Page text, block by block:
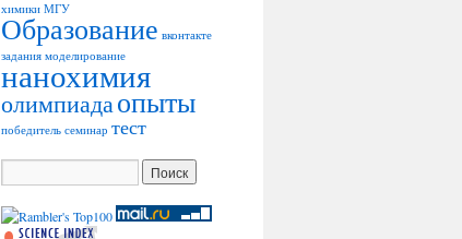
химики МГУ
Образование вконтакте
задания моделирование
нанохимия
олимпиадаопыты
победитель семинар тест